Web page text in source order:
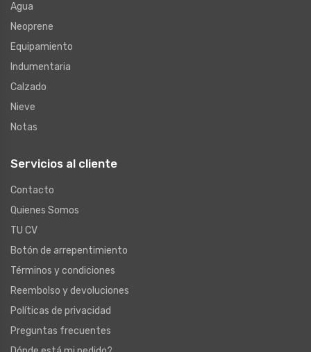
Agua
Neoprene
Equipamiento
Indumentaria
Calzado
Nieve
Notas
Servicios al cliente
Contacto
Quienes Somos
TU CV
Botón de arrepentimiento
Términos y condiciones
Reembolso y devoluciones
Políticas de privacidad
Preguntas frecuentes